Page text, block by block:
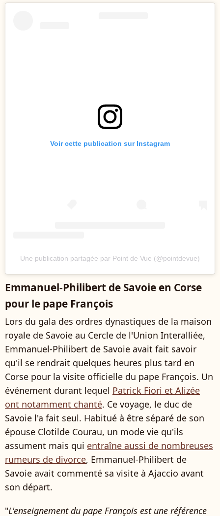
Voir cette publication sur Instagram
Une publication partagée par Point de Vue (@pointdevue)
Emmanuel-Philibert de Savoie en Corse
pour le pape François
Lors du gala des ordres dynastiques de la maison
royale de Savoie au Cercle de l'Union Interalliée,
Emmanuel-Philibert de Savoie avait fait savoir
qu'il se rendrait quelques heures plus tard en
Corse pour la visite officielle du pape François. Un
événement durant lequel Patrick Fiori et Alizée
ont notamment chanté. Ce voyage, le duc de
Savoie l'a fait seul. Habitué à être séparé de son
épouse Clotilde Courau, un mode vie qu'ils
assument mais qui entraîne aussi de nombreuses
rumeurs de divorce, Emmanuel-Philibert de
Savoie avait commenté sa visite à Ajaccio avant
son départ.
"L'enseignement du pape François est une référence